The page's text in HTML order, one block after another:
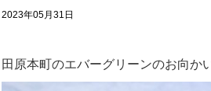
2023年05月31日
田原本町のエバーグリーンのお向か